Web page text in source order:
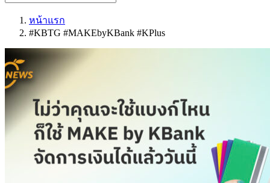
หน้าแรก
#KBTG #MAKEbyKBank #KPlus